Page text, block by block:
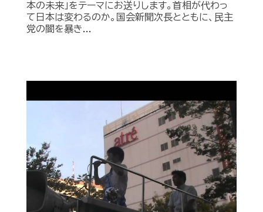
本の未来」をテーマにお送りします。首相が代わっ
て日本は変わるのか。国会新聞次長とともに、民主
党の闇を暴き...